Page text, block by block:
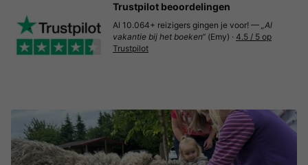
Trustpilot beoordelingen
Al 10.064+ reizigers gingen je voor! — „Al
vakantie bij het boeken“ (Emy) · 4.5 / 5 op
Trustpilot